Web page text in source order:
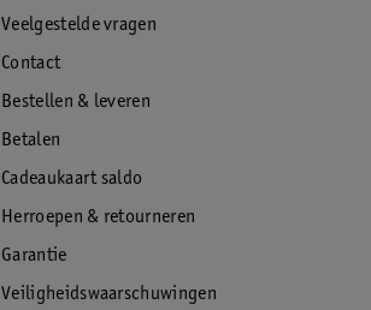
Veelgestelde vragen
Contact
Bestellen & leveren
Betalen
Cadeaukaart saldo
Herroepen & retourneren
Garantie
Veiligheidswaarschuwingen